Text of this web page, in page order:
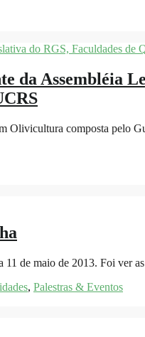
da Assembléia
Olivicultura composta
de maio de 2013. Foi
, Palestras & Eventos